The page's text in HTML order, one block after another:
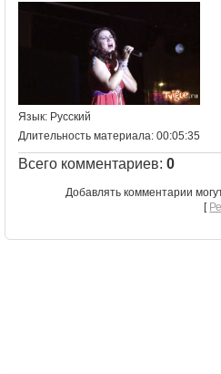
Язык: Русский
Длительность материала: 00:05:35
Всего комментариев: 0
Добавлять комментарии
[